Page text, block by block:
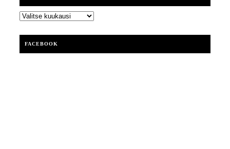
ARKISTOT
FACEBOOK